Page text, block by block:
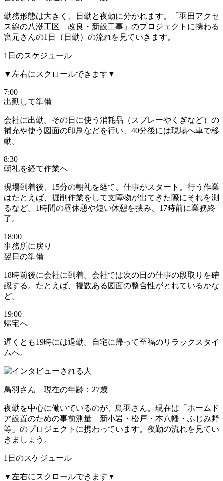
勤務形態は大きく、日勤と夜勤に分かれます。「羽田アクセ
ス線の八潮工区 改良・新設工事」のプロジェクトに携わる
宮元さんの1日（日勤）の流れを見ていきます。
1日のスケジュール
▼左右にスクロールできます▼
7:00
出勤して準備
会社に出勤。その日に使う 消耗品（スプレーやくぎなど）の
補充や使う図面の印刷 などを行い、40分後には現場へ車で移
動。
8:30
朝礼を経て作業へ
現場到着後、15分の朝礼を経て、仕事がスタート。行う作業
はたとえば、 掘削作業をして支障物が出てきた際にそれを測
るなど。1時間の昼休憩や短い休憩を挟み、17時前に業務終
了。
18:00
事務所に戻り
翌日の準備
18時前後に会社に到着。会社では次の日の仕事の段取りを確
認する。たとえば、複数ある図面の整合性がとれているかな
ど。
19:00
帰宅へ
遅くとも19時には退勤。自宅に帰って至福のリラックスタイ
ムへ。
鳥羽さん 現在の年齢：27歳
夜勤を中心に働いているのが、鳥羽さん。現在は「ホームド
ア設置のための事前測量 新小岩・松戸・本八幡・ふじみ野
等」のプロジェクトに携わっています。夜勤の流れを見てい
きましょう。
1日のスケジュール
▼左右にスクロールできます▼